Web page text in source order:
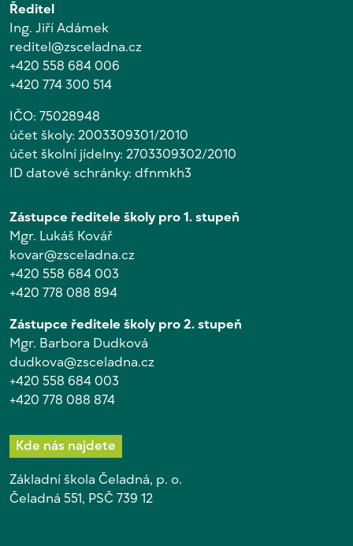
Ředitel
Ing. Jiří Adámek
reditel@zsceladna.cz
+420 558 684 006
+420 774 300 514
IČO: 75028948
účet školy: 2003309301/2010
účet školní jídelny: 2703309302/2010
ID datové schránky: dfnmkh3
Zástupce ředitele školy pro 1. stupeň
Mgr. Lukáš Kovář
kovar@zsceladna.cz
+420 558 684 003
+420 778 088 894
Zástupce ředitele školy pro 2. stupeň
Mgr. Barbora Dudková
dudkova@zsceladna.cz
+420 558 684 003
+420 778 088 874
Kde nás najdete
Základní škola Čeladná, p. o.
Čeladná 551, PSČ 739 12